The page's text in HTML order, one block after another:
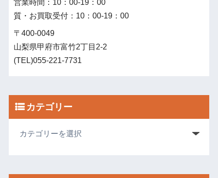
営業時間：10：00‐19：00
質・お買取受付：10：00‐19：00
〒400-0049
山梨県甲府市富竹2丁目2-2
(TEL)055-221-7731
カテゴリー